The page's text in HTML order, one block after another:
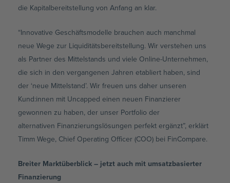
die Kapitalbereitstellung von Anfang an klar.
“Innovative Geschäftsmodelle brauchen auch manchmal
neue Wege zur Liquiditätsbereitstellung. Wir verstehen uns
als Partner des Mittelstands und viele Online-Unternehmen,
die sich in den vergangenen Jahren etabliert haben, sind
der ‘neue Mittelstand’. Wir freuen uns daher unseren
Kund:innen mit Uncapped einen neuen Finanzierer
gewonnen zu haben, der unser Portfolio der
alternativen Finanzierungslösungen perfekt ergänzt”, erklärt
Timm Wege, Chief Operating Officer (COO) bei FinCompare.
Breiter Marktüberblick – jetzt auch mit umsatzbasierter
Finanzierung